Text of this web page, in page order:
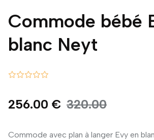
Commode bébé
blanc Neyt
256.00 € 320.00
Commode avec plan à langer Evy en